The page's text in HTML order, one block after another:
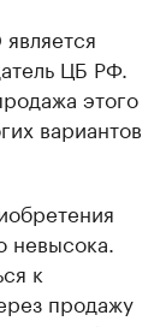
ЦБ РФ.
этого
вариантов
невысока.
к
продажу